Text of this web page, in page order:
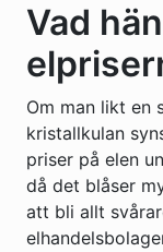
Vad
Om man likt en
kristallkulan
priser på elen
då det blåser
att bli allt